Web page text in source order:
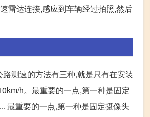
雷达连接,感应到车辆经过拍照,然后
测速的方法有三种,就是只有在安装
h。最重要的一点,第一种是固定
最重要的一点,第一种是固定摄像头